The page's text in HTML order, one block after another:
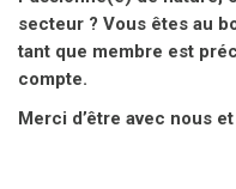
secteur ? Vous êtes au
tant que membre est
compte.
Merci d’être avec nous